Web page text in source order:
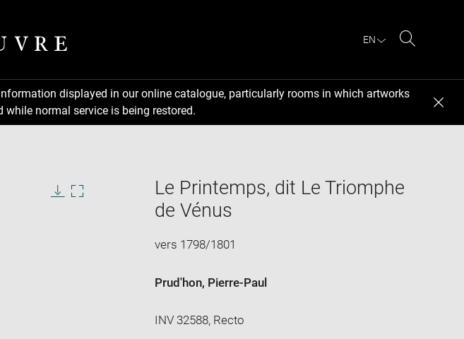
EN
displayed in our online catalogue, particularly rooms in which artworks
normal service is being restored.
Le Printemps, dit Le Triomphe
de Vénus
vers 1798/1801
Prud'hon, Pierre-Paul
INV 32588, Recto